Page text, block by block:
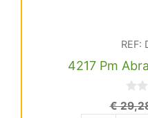
REF:
4217 Pm
0
d
€